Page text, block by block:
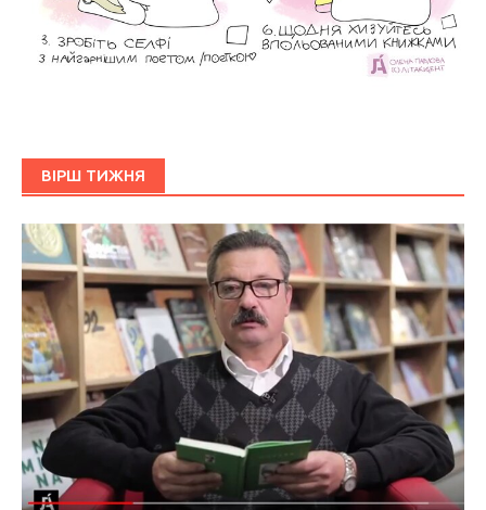
ВІРШ ТИЖНЯ